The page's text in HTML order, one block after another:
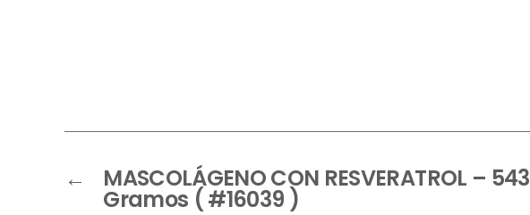
← MASCOLÁGENO CON RESVERATROL – 543
Gramos ( #16039 )